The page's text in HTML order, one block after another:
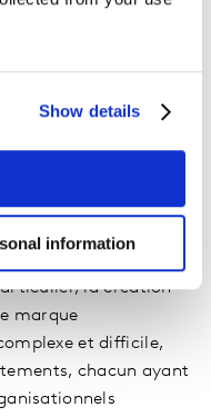
Show details
information
à leur promesse
positives pour
cadre d'un
la création
marque
et difficile,
chacun ayant